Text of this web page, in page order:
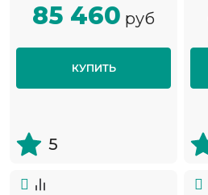
85 460 руб
КУПИТЬ
5